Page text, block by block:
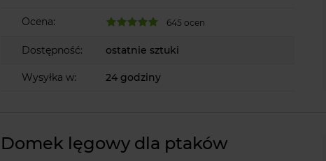
Ocena: 645 ocen
Dostępność: ostatnie sztuki
Wysyłka w: 24 godziny
Domek lęgowy dla ptaków